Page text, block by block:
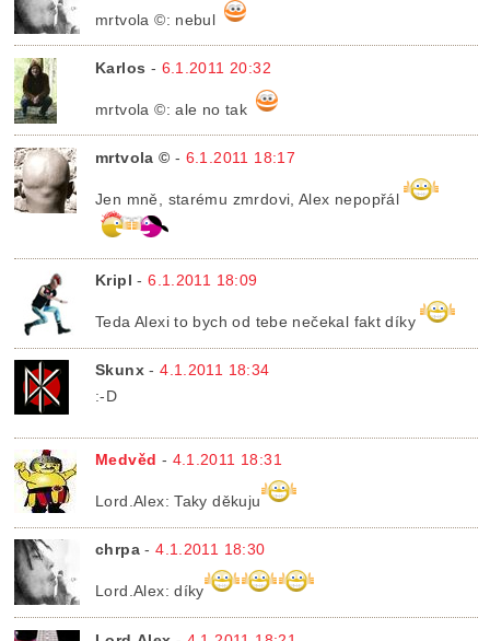
mrtvola ©: nebul
Karlos - 6.1.2011 20:32
mrtvola ©: ale no tak
mrtvola © - 6.1.2011 18:17
Jen mně, starému zmrdovi, Alex nepopřál
Kripl -6.1.2011 18:09
Teda Alexi to bych od tebe nečekal fakt díky
Skunx -4.1.2011 18:34
:-D
Medvěd - 4.1.2011 18:31
Lord.Alex: Taky děkuju
chrpa -4.1.2011 18:30
Lord.Alex: díky